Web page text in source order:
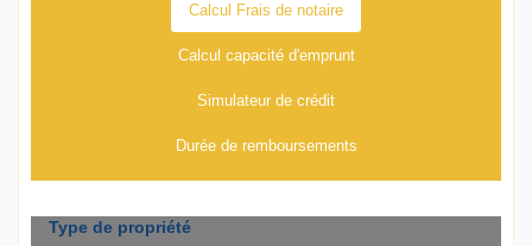
Calcul Frais de notaire
Calcul capacité d'emprunt
Simulateur de crédit
Durée de remboursements